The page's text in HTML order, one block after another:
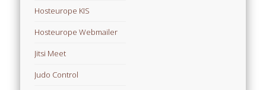
Hosteurope KIS
Hosteurope Webmailer
Jitsi Meet
Judo Control